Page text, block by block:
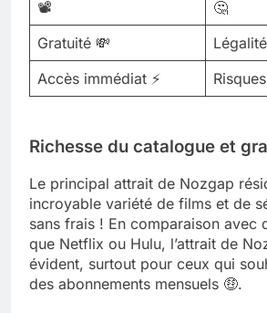
📽️
🤔
Gratuité 💸
Accès immédiat ⚡
Richesse du catalogue et
Le principal attrait de Nozgap
incroyable variété de films et de
sans frais ! En comparaison avec
que Netflix ou Hulu, l’attrait de
évident, surtout pour ceux qui
des abonnements mensuels 🤑.